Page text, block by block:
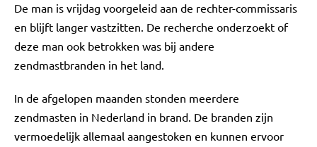
De man is vrijdag voorgeleid aan de rechter-commissaris
en blijft langer vastzitten. De recherche onderzoekt of
deze man ook betrokken was bij andere
zendmastbranden in het land.
In de afgelopen maanden stonden meerdere
zendmasten in Nederland in brand. De branden zijn
vermoedelijk allemaal aangestoken en kunnen ervoor